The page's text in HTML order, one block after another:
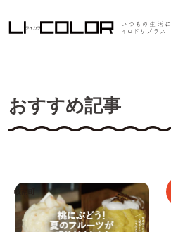
おすすめ記事
岐南町